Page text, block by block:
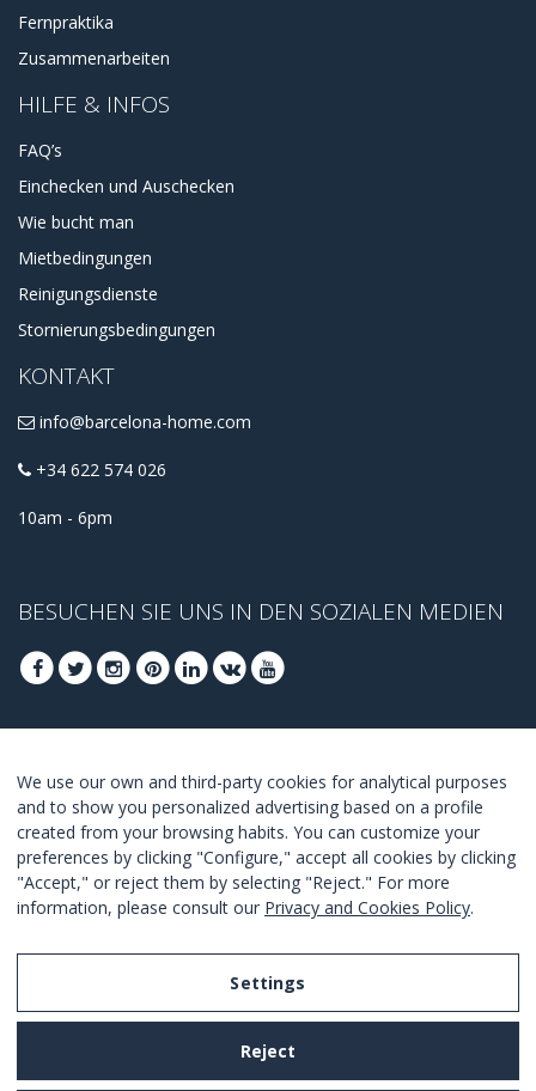
Fernpraktika
Zusammenarbeiten
HILFE & INFOS
FAQ’s
Einchecken und Auschecken
Wie bucht man
Mietbedingungen
Reinigungsdienste
Stornierungsbedingungen
KONTAKT
info@barcelona-home.com
+34 622 574 026
10am - 6pm
BESUCHEN SIE UNS IN DEN SOZIALEN MEDIEN
ZU ERHALTEN
ANMELDEN
I Agree with the terms and conditions
We use our own and third-party cookies for analytical purposes
and to show you personalized advertising based on a profile
created from your browsing habits. You can customize your
preferences by clicking "Configure," accept all cookies by clicking
"Accept," or reject them by selecting "Reject." For more
information, please consult our Privacy and Cookies Policy.
Settings
Reject
Legal Notice
Privacy and Cookies Policy